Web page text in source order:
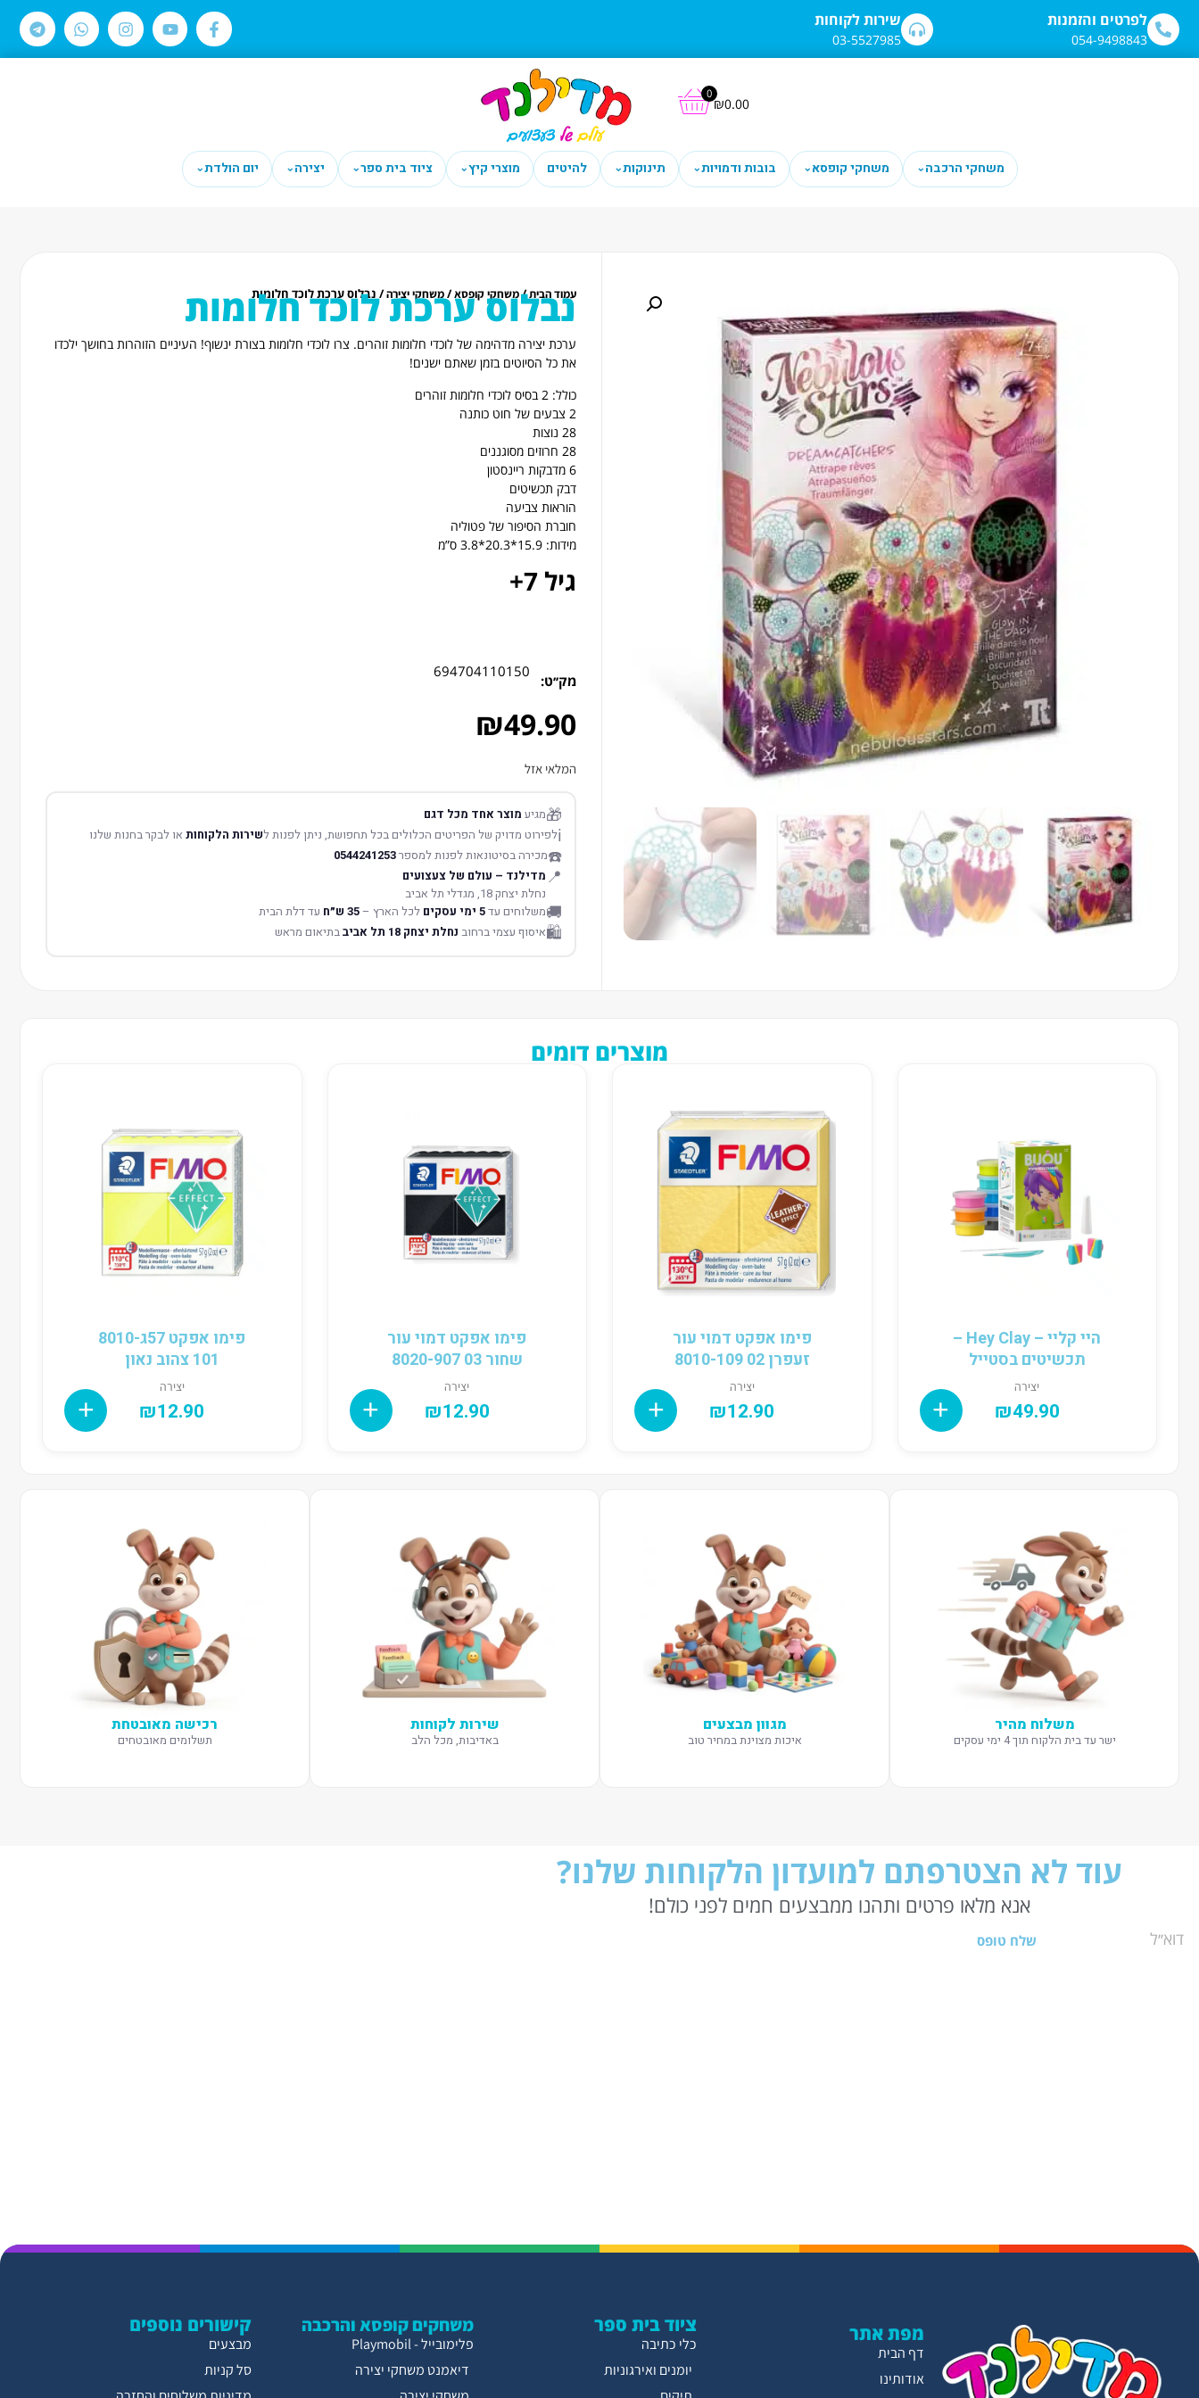
לתוכן שירות לקוחות
03-5527985
לפרטים והזמנות
054-9498843
₪0.00
0
משחקי הרכבה⌄ משחקי קופסא⌄ בובות ודמויות⌄ תינוקות⌄ להיטים מוצרי קיץ⌄ ציוד בית ספר⌄ יצירה⌄ יום הולדת⌄
עמוד הבית/משחקי קופסא/משחקי יצירה/ נבלוס ערכת לוכד חלומות
נבלוס ערכת לוכד חלומות
ערכת יצירה מדהימה של לוכדי חלומות זוהרים. צרו לוכדי חלומות בצורת ינשוף! העיניים הזוהרות בחושך ילכדו
את כל הסיוטים בזמן שאתם ישנים!
כולל: 2 בסיס לוכדי חלומות זוהרים
2 צבעים של חוט כותנה
28 נוצות
28 חרוזים מסוגננים
6 מדבקות ריינסטון
דבק תכשיטים
הוראות צביעה
חוברת הסיפור של פטוליה
מידות: 15.9*20.3*3.8 ס”מ
גיל 7+
מק׳׳ט:
694704110150
₪49.90
המלאי אזל
🎁מגיע מוצר אחד מכל דגם
ℹ️לפירוט מדויק של הפריטים הכלולים בכל תחפושת, ניתן לפנות לשירות הלקוחותאו לבקר בחנות שלנו
☎️מכירה בסיטונאות לפנות למספר0544241253
📍 מדילנד – עולם של צעצועים
נחלת יצחק 18, מגדלי תל אביב
🚚משלוחים עד5 ימי עסקים לכל הארץ –35 ש״ח עד דלת הבית
🛍️איסוף עצמי ברחוב נחלת יצחק 18 תל אביב בתיאום מראש
מוצרים דומים
היי קליי – Hey Clay –
תכשיטים בסטייל
יצירה
₪49.90
פימו אפקט דמוי עור
זעפרן 02 8010-109
יצירה
₪12.90
פימו אפקט דמוי עור
שחור 03 8020-907
יצירה
₪12.90
פימו אפקט 57ג8010-
101 צהוב נאון
יצירה
₪12.90
משלוח מהיר
ישר עד בית הלקוח תוך 4 ימי עסקים
מגוון מבצעים
איכות מצוינת במחיר טוב
שירות לקוחות
באדיבות, מכל הלב
רכישה מאובטחת
תשלומים מאובטחים
עוד לא הצטרפתם למועדון הלקוחות שלנו?
אנא מלאו פרטים ותהנו ממבצעים חמים לפני כולם!
שלח טופס
קישורים נוספים
מבצעים
סל קניות
משחקים קופסא והרכבה
פלימובייל - Playmobil
דיאמנט משחקי יצירה
ציוד בית ספר
כלי כתיבה
יומנים ואירגוניות
מפת אתר
דף הבית
אודותינו